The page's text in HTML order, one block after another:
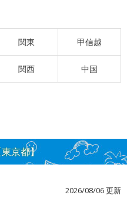
関東 甲信越
関西 中国
京都】
2026/08/06 更新